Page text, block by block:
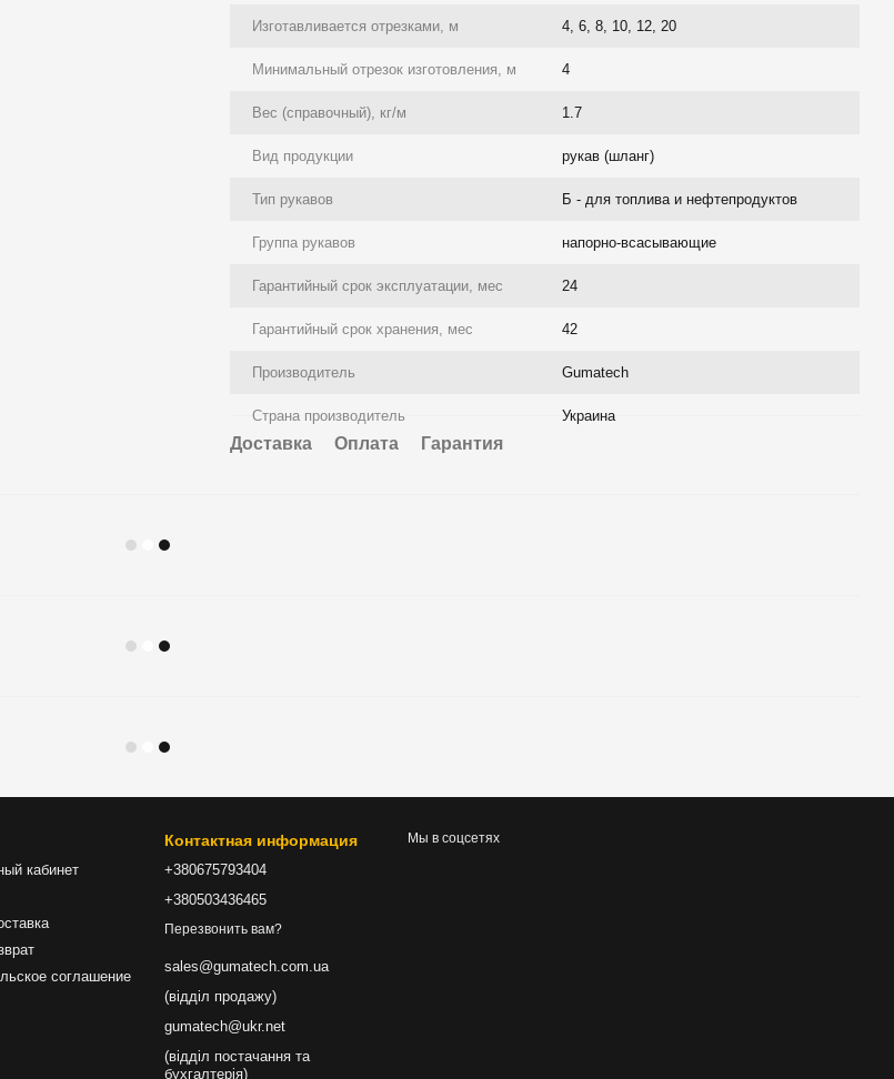
Изготавливается отрезками, м 4, 6, 8, 10, 12, 20
Минимальный отрезок изготовления, м 4
Вес (справочный), кг/м 1.7
Вид продукции рукав (шланг)
Тип рукавов Б - для топлива и нефтепродуктов
Группа рукавов напорно-всасывающие
Гарантийный срок эксплуатации, мес 24
Гарантийный срок хранения, мес 42
Производитель Gumatech
Страна производитель Украина
Доставка Оплата Гарантия
кабинет
соглашение
Контактная информация
+380675793404
+380503436465
Перезвонить вам?
sales@gumatech.com.ua
(відділ продажу)
gumatech@ukr.net
(відділ постачання та
бухгалтерія)
Мы в соцсетях